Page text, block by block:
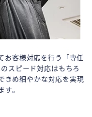
お客様対応を行う「専任
スピード対応はもちろ
きめ細やかな対応を実現
。